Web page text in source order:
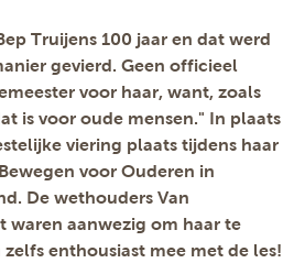
Truijens 100 jaar en dat werd
gevierd. Geen officieel
voor haar, want, zoals
is voor oude mensen." In plaats
viering plaats tijdens haar
voor Ouderen in
De wethouders Van
waren aanwezig om haar te
enthousiast mee met de les!